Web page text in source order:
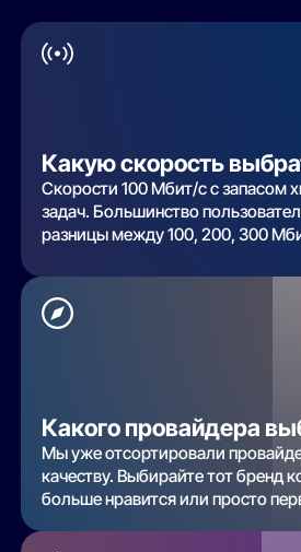
Какую скорость
Скорости 100 Мбит/с с запасом
задач. Большинство
разницы между 100, 200, 300
Какого провайдера
Мы уже отсортировали
качеству. Выбирайте тот бренд
больше нравится или просто